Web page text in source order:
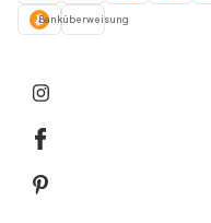
Banküberweisung